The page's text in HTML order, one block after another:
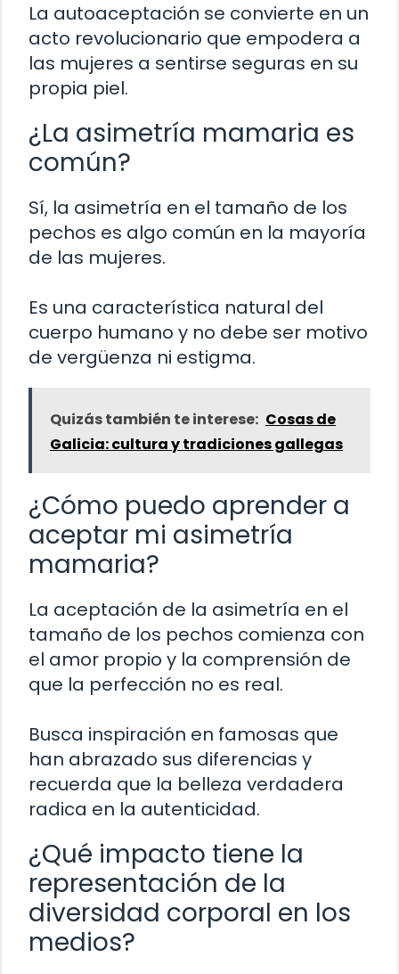
La autoaceptación se convierte en un
acto revolucionario que empodera a
las mujeres a sentirse seguras en su
propia piel.
¿La asimetría mamaria es
común?
Sí, la asimetría en el tamaño de los
pechos es algo común en la mayoría
de las mujeres.
Es una característica natural del
cuerpo humano y no debe ser motivo
de vergüenza ni estigma.
Quizás también te interese: Cosas de
Galicia: cultura y tradiciones gallegas
¿Cómo puedo aprender a
aceptar mi asimetría
mamaria?
La aceptación de la asimetría en el
tamaño de los pechos comienza con
el amor propio y la comprensión de
que la perfección no es real.
Busca inspiración en famosas que
han abrazado sus diferencias y
recuerda que la belleza verdadera
radica en la autenticidad.
¿Qué impacto tiene la
representación de la
diversidad corporal en los
medios?